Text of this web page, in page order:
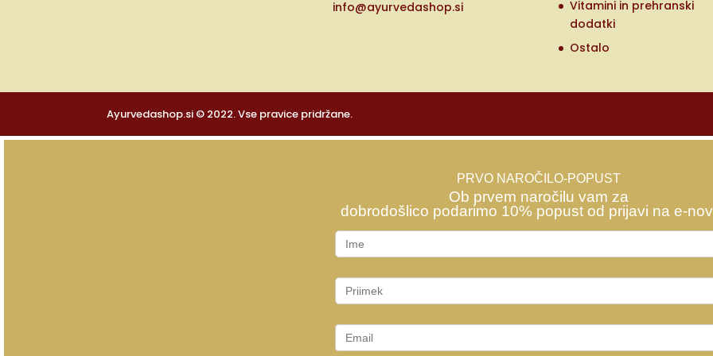
info@ayurvedashop.si
Vitamini in prehranski
dodatki
Ostalo
Ayurvedashop.si © 2022. Vse pravice pridržane.
PRVO NAROČILO-POPUST
Ob prvem naročilu vam za
dobrodošlico podarimo 10% popust od prijavi na e-